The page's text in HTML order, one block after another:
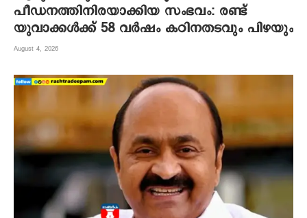
പീഡനത്തിനിരയാക്കിയ സംഭവം: രണ്ട്
യുവാക്കൾക്ക് 58 വർഷം കഠിനതടവും പിഴയും
August 4, 2026